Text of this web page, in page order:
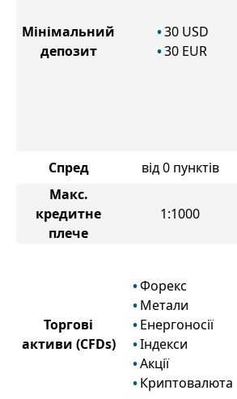
Мінімальний
депозит
30 USD
30 EUR
Спред від 0 пунктів
Макс.
кредитне
плече
1:1000
Торгові
активи (CFDs)
Форекс
Метали
Енергоносії
Індекси
Акції
Криптовалюта